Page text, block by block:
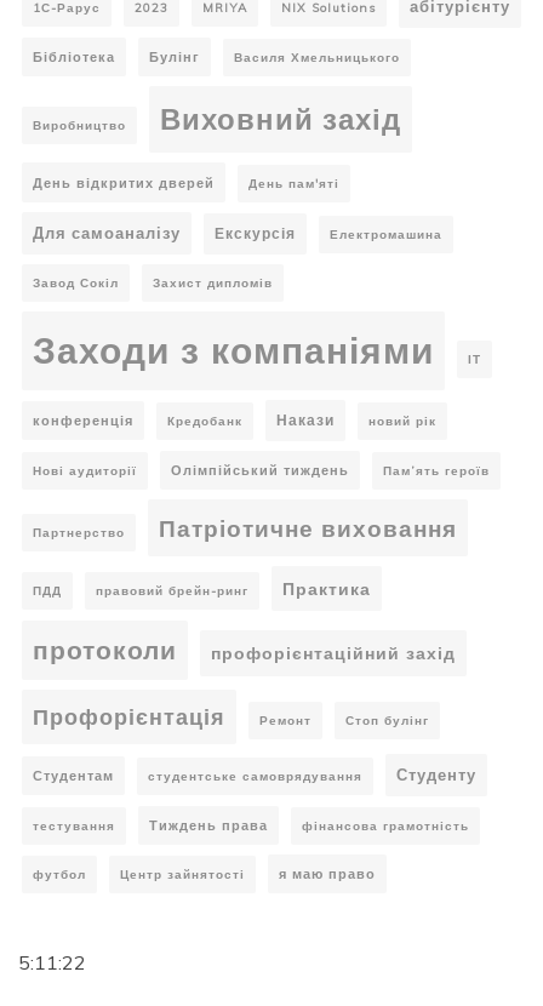
1С-Рарус 2023 MRIYA NIX Solutions абітурієнту
Бібліотека Булінг Василя Хмельницького
Виробництво Виховний захід
День відкритих дверей День пам'яті
Для самоаналізу Екскурсія Електромашина
Завод Сокіл Захист дипломів
Заходи з компаніями ІТ
конференція Кредобанк Накази новий рік
Нові аудиторії Олімпійський тиждень Пам’ять героїв
Партнерство Патріотичне виховання
ПДД правовий брейн-ринг Практика
протоколи профорієнтаційний захід
Профорієнтація Ремонт Стоп булінг
Студентам студентське самоврядування Студенту
тестування Тиждень права фінансова грамотність
футбол Центр зайнятості я маю право
5:11:23